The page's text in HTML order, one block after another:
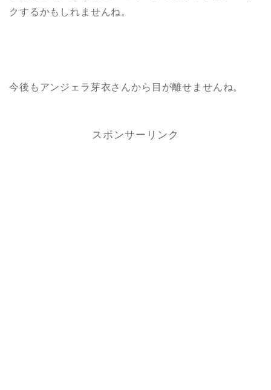
クするかもしれませんね。
今後もアンジェラ芽衣さんから目が離せませんね。
スポンサーリンク